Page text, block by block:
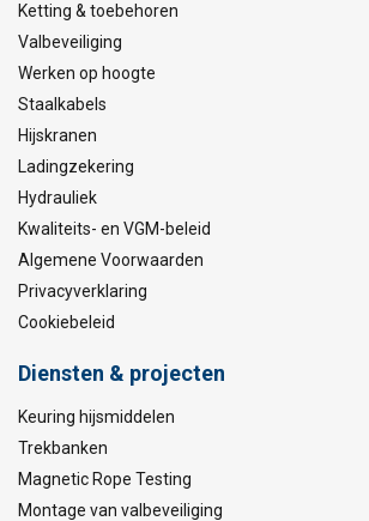
Ketting & toebehoren
Valbeveiliging
Werken op hoogte
Staalkabels
Hijskranen
Ladingzekering
Hydrauliek
Kwaliteits- en VGM-beleid
Algemene Voorwaarden
Privacyverklaring
Cookiebeleid
Diensten & projecten
Keuring hijsmiddelen
Trekbanken
Magnetic Rope Testing
Montage van valbeveiliging